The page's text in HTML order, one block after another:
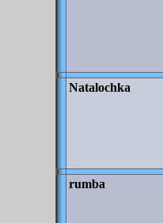
Natalochka
rumba